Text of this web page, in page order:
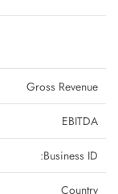
Gross Revenue
EBITDA
Business ID:
Country